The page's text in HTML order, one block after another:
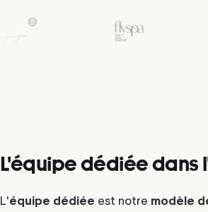
L'équipe dédiée dans
L'équipe dédiée est notre modèle